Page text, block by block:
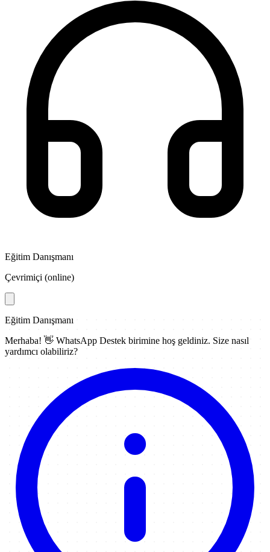
Eğitim Danışmanı
Çevrimiçi (online)
Eğitim Danışmanı
Merhaba! 👋 WhatsApp Destek birimine hoş geldiniz. Size nasıl
yardımcı olabiliriz?